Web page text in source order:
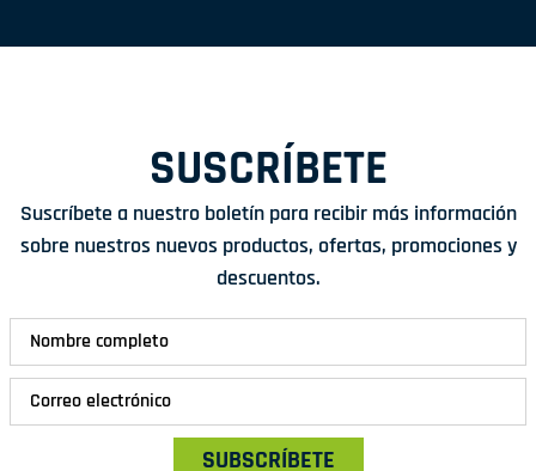
SUSCRÍBETE
Suscríbete a nuestro boletín para recibir más información
sobre nuestros nuevos productos, ofertas, promociones y
descuentos.
SUBSCRÍBETE